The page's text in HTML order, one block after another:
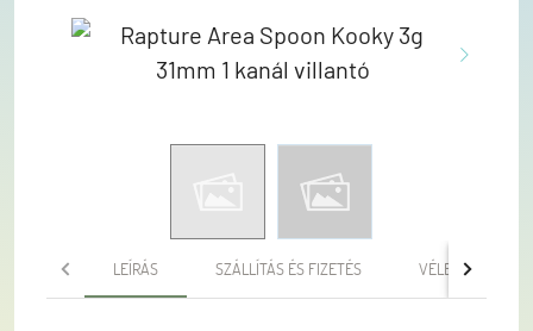
LEÍRÁS SZÁLLÍTÁS ÉS FIZETÉS VÉLEMÉNYEK